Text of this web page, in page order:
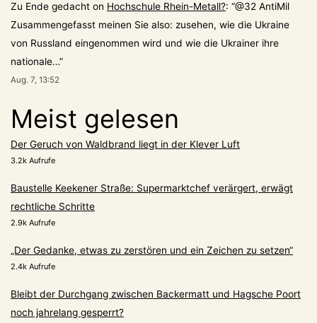
Zu Ende gedacht on Hochschule Rhein-Metall?: “@32 AntiMil
Zusammengefasst meinen Sie also: zusehen, wie die Ukraine
von Russland eingenommen wird und wie die Ukrainer ihre
nationale…”
Aug. 7, 13:52
Meist gelesen
Der Geruch von Waldbrand liegt in der Klever Luft
3.2k Aufrufe
Baustelle Keekener Straße: Supermarktchef verärgert, erwägt
rechtliche Schritte
2.9k Aufrufe
„Der Gedanke, etwas zu zerstören und ein Zeichen zu setzen“
2.4k Aufrufe
Bleibt der Durchgang zwischen Backermatt und Hagsche Poort
noch jahrelang gesperrt?